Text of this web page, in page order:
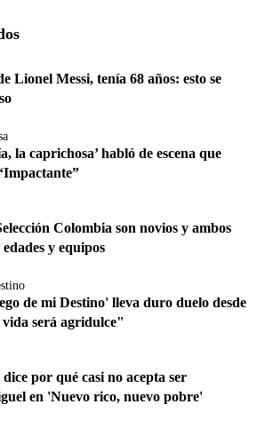
Lionel Messi, tenía 68 años: esto se
la caprichosa’ habló de escena que
Colombia son novios y ambos
y equipos
de mi Destino' lleva duro duelo desde
será agridulce"
por qué casi no acepta ser
en 'Nuevo rico, nuevo pobre'